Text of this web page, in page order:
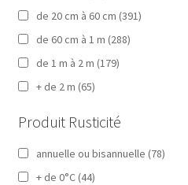
de 20 cm à 60 cm (391)
de 60 cm à 1 m (288)
de 1 m à 2 m (179)
+ de 2 m (65)
Produit Rusticité
annuelle ou bisannuelle (78)
+ de 0°C (44)